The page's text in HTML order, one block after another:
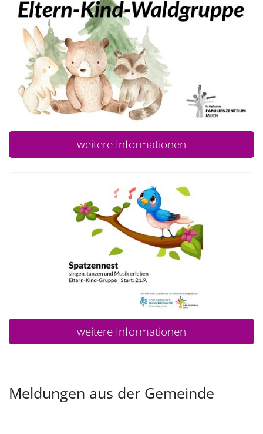
weitere Informationen
weitere Informationen
Meldungen aus der Gemeinde